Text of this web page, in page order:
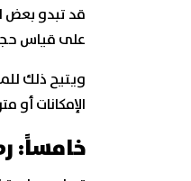
قد تبدو بعض
على قياس
ويتيح ذلك
الإمكانات أو
خامساً: